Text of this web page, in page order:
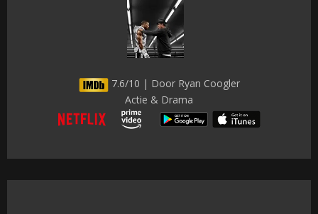
7.6/10 | Door Ryan Coogler
Actie & Drama